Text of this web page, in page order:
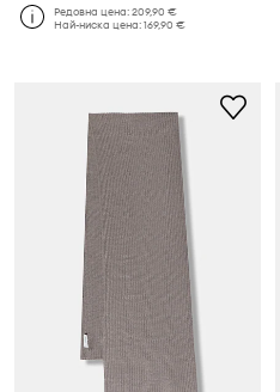
Редовна цена:209,90 €
Най-ниска цена:169,90 €